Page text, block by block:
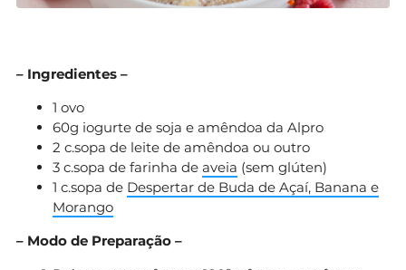
– Ingredientes –
1 ovo
60g iogurte de soja e amêndoa da Alpro
2 c.sopa de leite de amêndoa ou outro
3 c.sopa de farinha de aveia (sem glúten)
1 c.sopa de Despertar de Buda de Açaí, Banana e
Morango
– Modo de Preparação –